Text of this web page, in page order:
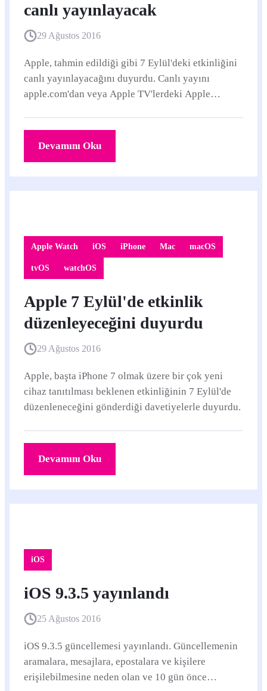
canlı yayınlayacak
29 Ağustos 2016
Apple, tahmin edildiği gibi 7 Eylül'deki etkinliğini
canlı yayınlayacağını duyurdu. Canlı yayını
apple.com'dan veya Apple TV'lerdeki Apple
Devamını Oku
Apple Watch iOS iPhone Mac macOS
tvOS watchOS
Apple 7 Eylül'de etkinlik
düzenleyeceğini duyurdu
29 Ağustos 2016
Apple, başta iPhone 7 olmak üzere bir çok yeni
cihaz tanıtılması beklenen etkinliğinin 7 Eylül'de
düzenleneceğini gönderdiği davetiyelerle duyurdu.
Devamını Oku
iOS
iOS 9.3.5 yayınlandı
25 Ağustos 2016
iOS 9.3.5 güncellemesi yayınlandı. Güncellemenin
aramalara, mesajlara, epostalara ve kişilere
erişilebilmesine neden olan ve 10 gün önce